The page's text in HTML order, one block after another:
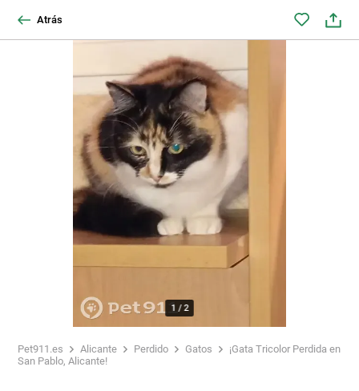
Atrás
1 /2
Pet911.es Alicante Perdido Gatos
¡Gata Tricolor Perdida en
San Pablo, Alicante!